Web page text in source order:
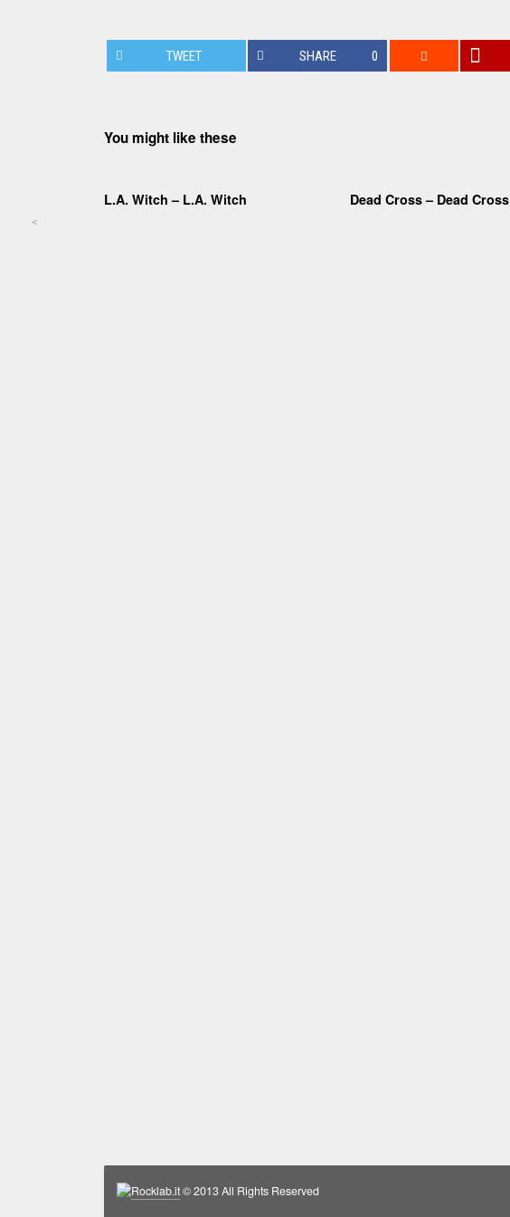
<
TWEET SHARE 0
You might like these
L.A. Witch – L.A. Witch Dead Cross – Dead Cross
Rocklab.it© 2013 All Rights Reserved